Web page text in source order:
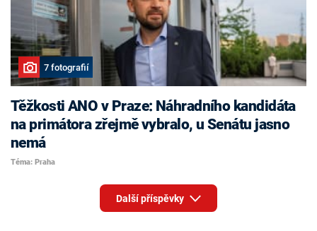
7 fotografií
Těžkosti ANO v Praze: Náhradního kandidáta
na primátora zřejmě vybralo, u Senátu jasno
nemá
Téma: Praha
Další příspěvky